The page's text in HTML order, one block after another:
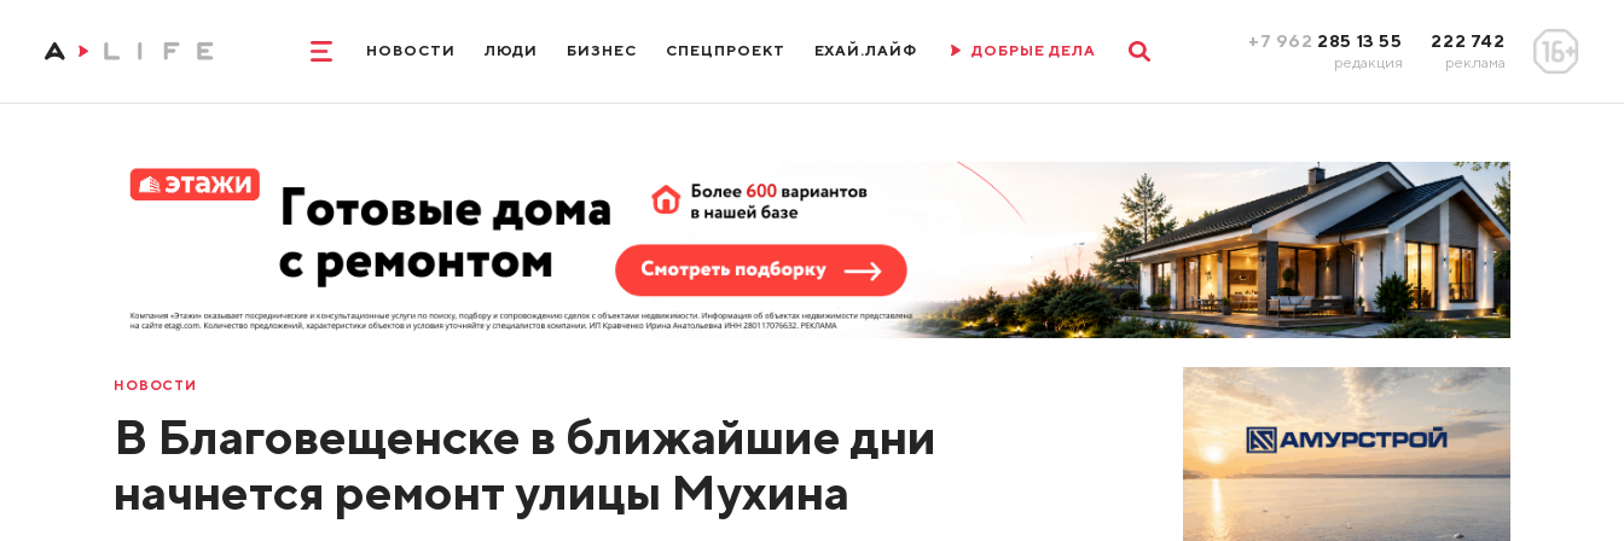
НОВОСТИ ЛЮДИ БИЗНЕС СПЕЦПРОЕКТ ЕХАЙ.ЛАЙФ ДОБРЫЕ ДЕЛА +7 962 285 13 55
редакция
222 742
реклама
НОВОСТИ
В Благовещенске в ближайшие дни
начнется ремонт улицы Мухина